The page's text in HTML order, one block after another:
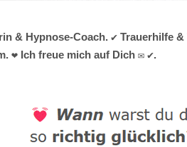
& Hypnose-Coach. ✔️ Trauerhilfe
❤ Ich freue mich auf Dich ✉ ✔.